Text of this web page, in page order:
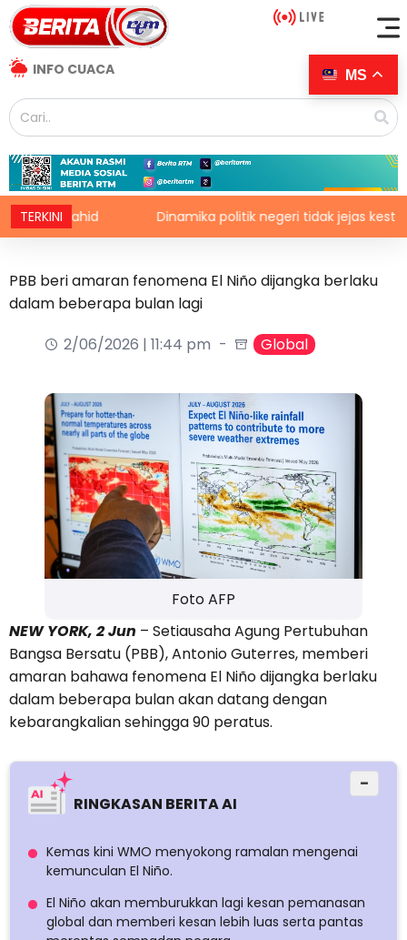
INFO CUACA
TERKINI
Zahid Dinamika politik negeri tidak jejas kestabilan
PBB beri amaran fenomena El Niño dijangka berlaku
dalam beberapa bulan lagi
2/06/2026 | 11:44 pm
Global
Foto AFP
NEW YORK, 2 Jun – Setiausaha Agung Pertubuhan
Bangsa Bersatu (PBB), Antonio Guterres, memberi
amaran bahawa fenomena El Niño dijangka berlaku
dalam beberapa bulan akan datang dengan
kebarangkalian sehingga 90 peratus.
RINGKASAN BERITA AI
−
Kemas kini WMO menyokong ramalan mengenai
kemunculan El Niño.
El Niño akan memburukkan lagi kesan pemanasan
global dan memberi kesan lebih luas serta pantas
MS